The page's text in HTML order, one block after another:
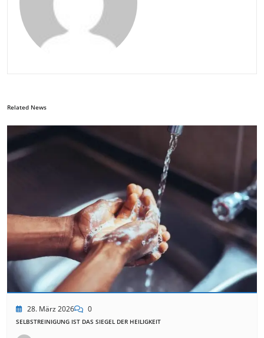
Related News
28. März 2026 0
SELBSTREINIGUNG IST DAS SIEGEL DER HEILIGKEIT